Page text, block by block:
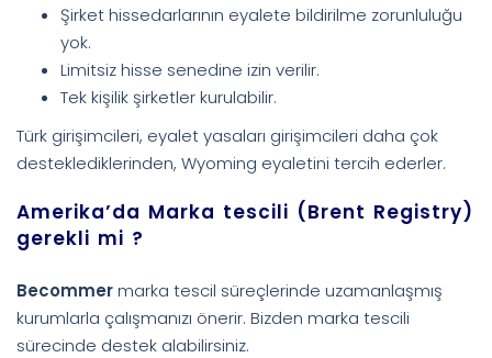
Şirket hissedarlarının eyalete bildirilme zorunluluğu
yok.
Limitsiz hisse senedine izin verilir.
Tek kişilik şirketler kurulabilir.
Türk girişimcileri, eyalet yasaları girişimcileri daha çok
desteklediklerinden, Wyoming eyaletini tercih ederler.
Amerika’da Marka tescili (Brent Registry)
gerekli mi ?
Becommermarka tescil süreçlerinde uzamanlaşmış
kurumlarla çalışmanızı önerir. Bizden marka tescili
sürecinde destek alabilirsiniz.